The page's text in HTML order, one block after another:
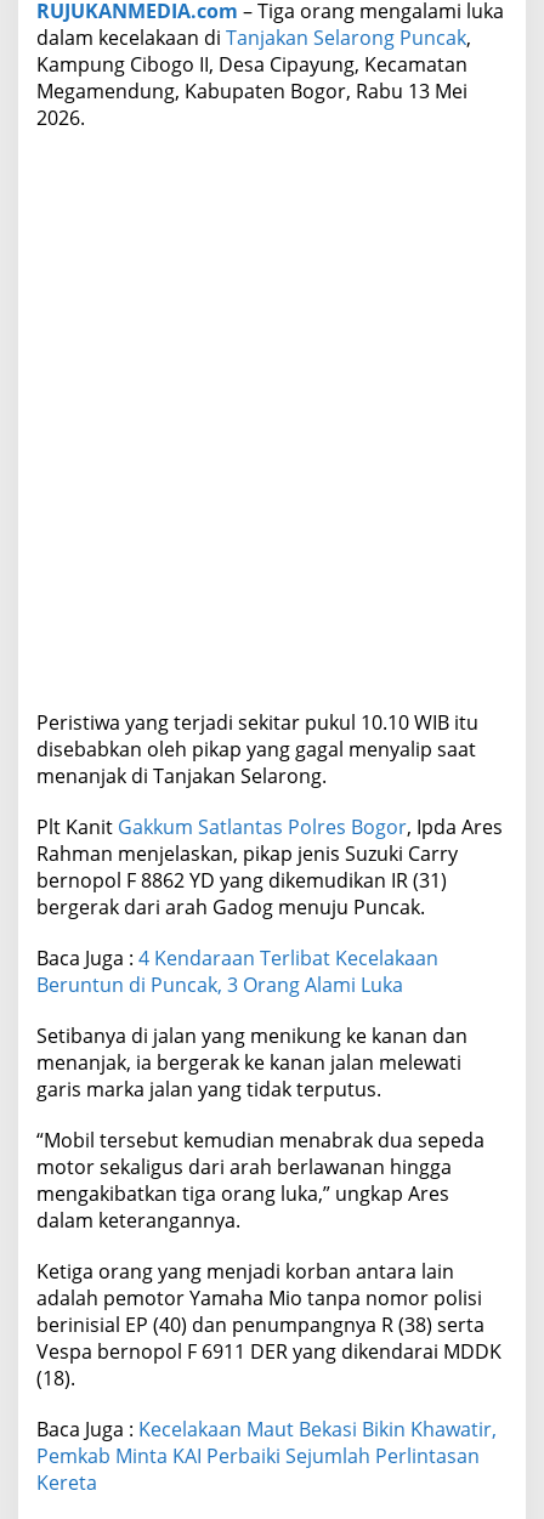
i
k
a
p
T
RUJUKANMEDIA.com – Tiga orang mengalami luka
dalam kecelakaan di Tanjakan Selarong Puncak,
Kampung Cibogo II, Desa Cipayung, Kecamatan
Megamendung, Kabupaten Bogor, Rabu 13 Mei
2026.
Peristiwa yang terjadi sekitar pukul 10.10 WIB itu
disebabkan oleh pikap yang gagal menyalip saat
menanjak di Tanjakan Selarong.
Plt Kanit Gakkum Satlantas Polres Bogor, Ipda Ares
Rahman menjelaskan, pikap jenis Suzuki Carry
bernopol F 8862 YD yang dikemudikan IR (31)
bergerak dari arah Gadog menuju Puncak.
Baca Juga : 4 Kendaraan Terlibat Kecelakaan
Beruntun di Puncak, 3 Orang Alami Luka
Setibanya di jalan yang menikung ke kanan dan
menanjak, ia bergerak ke kanan jalan melewati
garis marka jalan yang tidak terputus.
“Mobil tersebut kemudian menabrak dua sepeda
motor sekaligus dari arah berlawanan hingga
mengakibatkan tiga orang luka,” ungkap Ares
dalam keterangannya.
Ketiga orang yang menjadi korban antara lain
adalah pemotor Yamaha Mio tanpa nomor polisi
berinisial EP (40) dan penumpangnya R (38) serta
Vespa bernopol F 6911 DER yang dikendarai MDDK
(18).
Baca Juga : Kecelakaan Maut Bekasi Bikin Khawatir,
Pemkab Minta KAI Perbaiki Sejumlah Perlintasan
Kereta